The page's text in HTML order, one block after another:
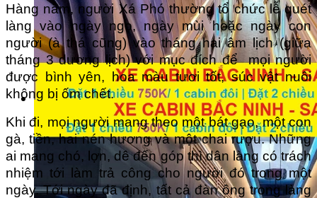
Hàng năm, người Xá Phó thường tổ chức lễ quét
làng vào ngày ngọ, ngày mùi hoặc ngày con
người (à thá cũng) vào tháng hai âm lịch (giữa
tháng 3 dương lịch) với mục đích để mọi người
được bình yên, hoa màu tươi tốt, súc vật nuôi
không bị ốm chết.
Khi đi, mọi người mang theo một bát gạo, một con
gà, tiền, hai nén hương và một chai rượu. Những
ai mang chó, lợn, dê đến góp thì dân làng có trách
nhiệm tới làm trả công cho người đó trong một
ngày. Tới ngày đã định, tất cả đàn ông trong làng